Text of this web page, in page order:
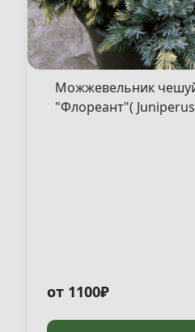
Можжевельник
"Флореант"(
от 1100₽